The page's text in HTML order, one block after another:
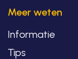
Meer weten
Informatie
Tips